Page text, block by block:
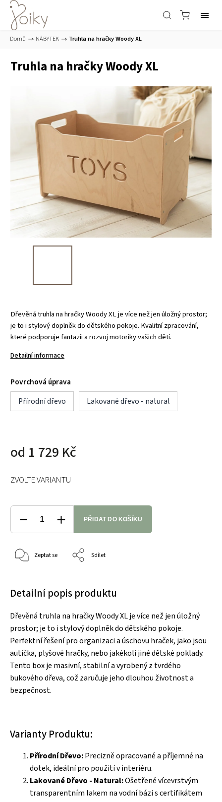
Domů / NÁBYTEK / Truhla na hračky Woody XL
Truhla na hračky Woody XL
Dřevěná truhla na hračky Woody XL je více než jen úložný prostor;
je to i stylový doplněk do dětského pokoje. Kvalitní zpracování,
které podporuje fantazii a rozvoj motoriky vašich dětí.
Detailní informace
Povrchová úprava
Přírodní dřevo
Lakované dřevo - natural
od 1 729 Kč
ZVOLTE VARIANTU
PŘIDAT DO KOŠÍKU
Zeptat se Sdílet
Detailní popis produktu
Dřevěná truhla na hračky Woody XL je více než jen úložný
prostor; je to i stylový doplněk do dětského pokoje.
Perfektní řešení pro organizaci a úschovu hraček, jako jsou
autíčka, plyšové hračky, nebo jakékoli jiné dětské poklady.
Tento box je masivní, stabilní a vyrobený z tvrdého
bukového dřeva, což zaručuje jeho dlouhou životnost a
bezpečnost.
Varianty Produktu:
Přírodní Dřevo:Precizně opracované a příjemné na
dotek, ideální pro použití v interiéru.
Lakované Dřevo - Natural:Ošetřené vícevrstvým
transparentním lakem na vodní bázi s certifikátem